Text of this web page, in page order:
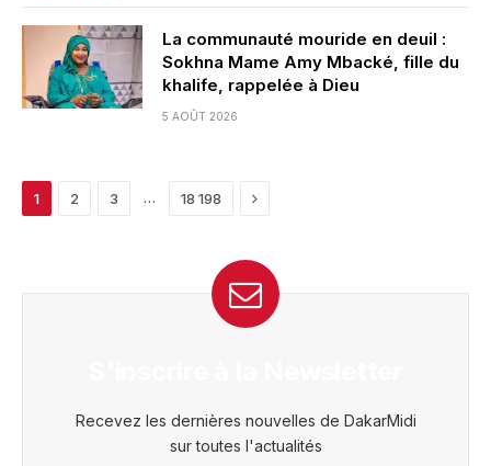
La communauté mouride en deuil :
Sokhna Mame Amy Mbacké, fille du
khalife, rappelée à Dieu
5 AOÛT 2026
1 2 3 … 18 198 Next
Recevez les dernières nouvelles de DakarMidi
sur toutes l'actualités